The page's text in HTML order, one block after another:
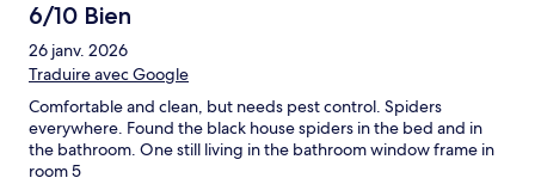
6/10 Bien
26 janv. 2026
Traduire avec Google
Comfortable and clean, but needs pest control. Spiders
everywhere. Found the black house spiders in the bed and in
the bathroom. One still living in the bathroom window frame in
room 5